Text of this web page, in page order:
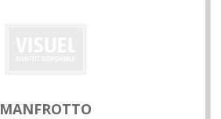
MANFROTTO